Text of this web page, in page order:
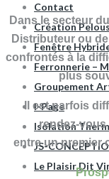
Contact
Création
Fenêtre
Ferronnerie –
Groupement
I-Page
Isolation
JS-
Le Plaisir Dit
Dans le secteur
Distributeur ou
confrontés à la
plus
Il est parfois
rendez-vous
entre un premier